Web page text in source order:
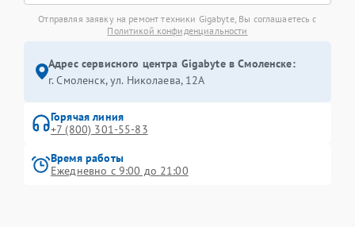
Отправляя заявку на ремонт техники Gigabyte, Вы соглашаетесь с
Политикой конфиденциальности
Адрес сервисного центра Gigabyte в Смоленске:
г. Смоленск, ул. Николаева, 12А
Горячая линия
+7 (800) 301-55-83
Время работы
Ежедневно с 9:00 до 21:00